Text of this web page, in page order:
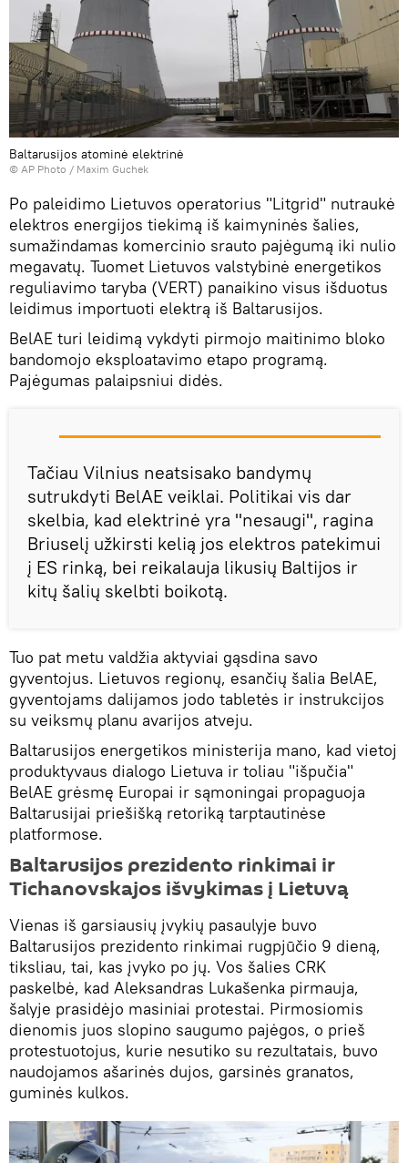
Baltarusijos atominė elektrinė
© AP Photo / Maxim Guchek
Po paleidimo Lietuvos operatorius "Litgrid" nutraukė
elektros energijos tiekimą iš kaimyninės šalies,
sumažindamas komercinio srauto pajėgumą iki nulio
megavatų. Tuomet Lietuvos valstybinė energetikos
reguliavimo taryba (VERT) panaikino visus išduotus
leidimus importuoti elektrą iš Baltarusijos.
BelAE turi leidimą vykdyti pirmojo maitinimo bloko
bandomojo eksploatavimo etapo programą.
Pajėgumas palaipsniui didės.
Tačiau Vilnius neatsisako bandymų
sutrukdyti BelAE veiklai. Politikai vis dar
skelbia, kad elektrinė yra "nesaugi", ragina
Briuselį užkirsti kelią jos elektros patekimui
į ES rinką, bei reikalauja likusių Baltijos ir
kitų šalių skelbti boikotą.
Tuo pat metu valdžia aktyviai gąsdina savo
gyventojus. Lietuvos regionų, esančių šalia BelAE,
gyventojams dalijamos jodo tabletės ir instrukcijos
su veiksmų planu avarijos atveju.
Baltarusijos energetikos ministerija mano, kad vietoj
produktyvaus dialogo Lietuva ir toliau "išpučia"
BelAE grėsmę Europai ir sąmoningai propaguoja
Baltarusijai priešišką retoriką tarptautinėse
platformose.
Baltarusijos prezidento rinkimai ir
Tichanovskajos išvykimas į Lietuvą
Vienas iš garsiausių įvykių pasaulyje buvo
Baltarusijos prezidento rinkimai rugpjūčio 9 dieną,
tiksliau, tai, kas įvyko po jų. Vos šalies CRK
paskelbė, kad Aleksandras Lukašenka pirmauja,
šalyje prasidėjo masiniai protestai. Pirmosiomis
dienomis juos slopino saugumo pajėgos, o prieš
protestuotojus, kurie nesutiko su rezultatais, buvo
naudojamos ašarinės dujos, garsinės granatos,
guminės kulkos.